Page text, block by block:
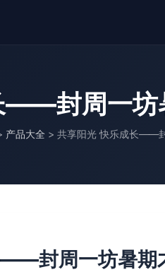
——封周一坊
产品大全 > 共享阳光 快乐成长——
封周一坊暑期